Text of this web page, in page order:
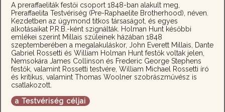
A preraffaeliták festői csoport 1848-ban alakult meg,
Preraffaelita Testvériség (Pre-Raphaelite Brotherhood), néven.
Kezdetben az úgymond titkos társaságot, és egyes
alkotásaikat P.R.B.-ként szignálták. Holman Hunt későbbi
emlékei szerint Millais szüleinek házában 1848
szeptemberében a megalakuláskor, John Everett Millais, Dante
Gabriel Rossetti és William Holman Hunt festők voltak jelen,
Nemsokára James Collinson és Frederic George Stephens
festők, valamint Rossetti testvére, William Michael Rossetti író
és kritikus, valamint Thomas Woolner szobrászművész is
csatlakozott.
a Testvériség céljai